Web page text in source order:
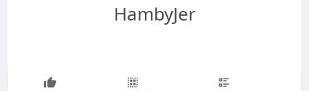
HambyJer